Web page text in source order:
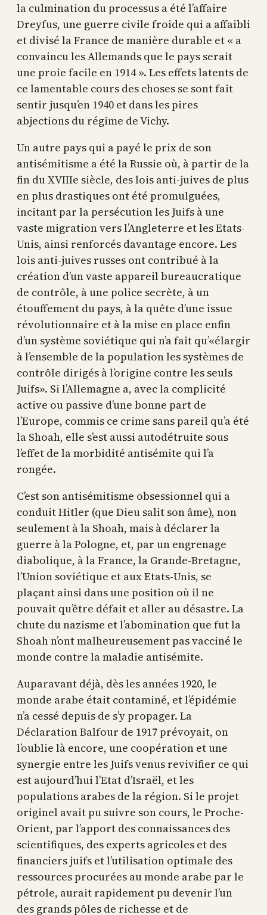
la culmination du processus a été l’affaire
Dreyfus, une guerre civile froide qui a affaibli
et divisé la France de manière durable et « a
convaincu les Allemands que le pays serait
une proie facile en 1914 ». Les effets latents de
ce lamentable cours des choses se sont fait
sentir jusqu’en 1940 et dans les pires
abjections du régime de Vichy.
Un autre pays qui a payé le prix de son
antisémitisme a été la Russie où, à partir de la
fin du XVIIIe siècle, des lois anti-juives de plus
en plus drastiques ont été promulguées,
incitant par la persécution les Juifs à une
vaste migration vers l’Angleterre et les Etats-
Unis, ainsi renforcés davantage encore. Les
lois anti-juives russes ont contribué à la
création d’un vaste appareil bureaucratique
de contrôle, à une police secrète, à un
étouffement du pays, à la quête d’une issue
révolutionnaire et à la mise en place enfin
d’un système soviétique qui n’a fait qu’«élargir
à l’ensemble de la population les systèmes de
contrôle dirigés à l’origine contre les seuls
Juifs». Si l’Allemagne a, avec la complicité
active ou passive d’une bonne part de
l’Europe, commis ce crime sans pareil qu’a été
la Shoah, elle s’est aussi autodétruite sous
l’effet de la morbidité antisémite qui l’a
rongée.
C’est son antisémitisme obsessionnel qui a
conduit Hitler (que Dieu salit son âme), non
seulement à la Shoah, mais à déclarer la
guerre à la Pologne, et, par un engrenage
diabolique, à la France, la Grande-Bretagne,
l’Union soviétique et aux Etats-Unis, se
plaçant ainsi dans une position où il ne
pouvait qu’être défait et aller au désastre. La
chute du nazisme et l’abomination que fut la
Shoah n’ont malheureusement pas vacciné le
monde contre la maladie antisémite.
Auparavant déjà, dès les années 1920, le
monde arabe était contaminé, et l’épidémie
n’a cessé depuis de s’y propager. La
Déclaration Balfour de 1917 prévoyait, on
l’oublie là encore, une coopération et une
synergie entre les Juifs venus revivifier ce qui
est aujourd’hui l’Etat d’Israël, et les
populations arabes de la région. Si le projet
originel avait pu suivre son cours, le Proche-
Orient, par l’apport des connaissances des
scientifiques, des experts agricoles et des
financiers juifs et l’utilisation optimale des
ressources procurées au monde arabe par le
pétrole, aurait rapidement pu devenir l’un
des grands pôles de richesse et de